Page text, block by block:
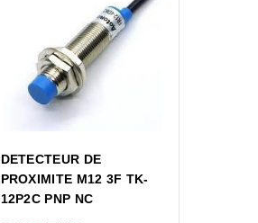
DETECTEUR DE
PROXIMITE M12 3F TK-
12P2C PNP NC